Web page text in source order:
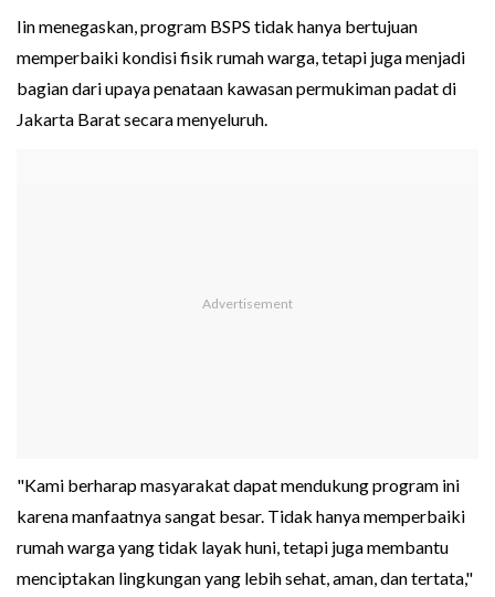
Iin menegaskan, program BSPS tidak hanya bertujuan
memperbaiki kondisi fisik rumah warga, tetapi juga menjadi
bagian dari upaya penataan kawasan permukiman padat di
Jakarta Barat secara menyeluruh.
"Kami berharap masyarakat dapat mendukung program ini
karena manfaatnya sangat besar. Tidak hanya memperbaiki
rumah warga yang tidak layak huni, tetapi juga membantu
menciptakan lingkungan yang lebih sehat, aman, dan tertata,"